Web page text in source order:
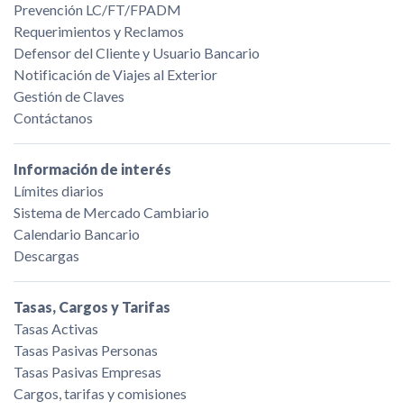
Prevención LC/FT/FPADM
Requerimientos y Reclamos
Defensor del Cliente y Usuario Bancario
Notificación de Viajes al Exterior
Gestión de Claves
Contáctanos
Información de interés
Límites diarios
Sistema de Mercado Cambiario
Calendario Bancario
Descargas
Tasas, Cargos y Tarifas
Tasas Activas
Tasas Pasivas Personas
Tasas Pasivas Empresas
Cargos, tarifas y comisiones